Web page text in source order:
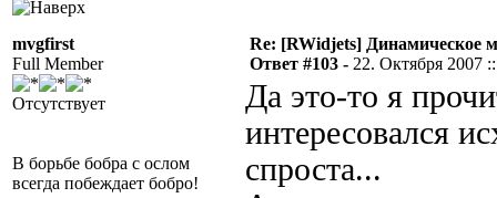
mvgfirst
Full Member
Отсутствует
В борьбе бобра с ослом
всегда побеждает бобро!
Re: [RWidjets] Динамическое
Ответ #103 - 22. Октября 2007
Да это-то я
интересовался
спроста...